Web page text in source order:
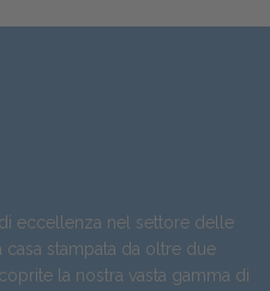
eccellenza nel settore delle
stampata da oltre due
la nostra vasta gamma di